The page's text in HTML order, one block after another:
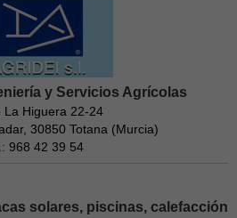
y Servicios Agrícolas
La Higuera 22-24
30850 Totana (Murcia)
968 42 39 54
solares, piscinas, calefacción